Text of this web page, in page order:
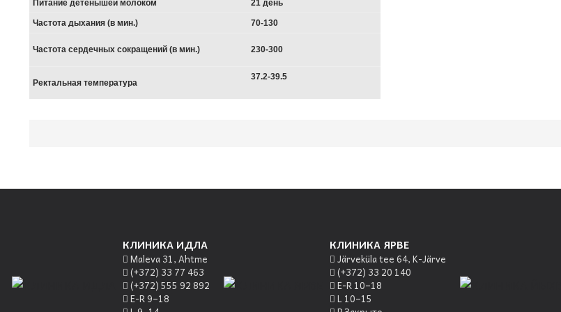
Питание детенышей молоком 21 день
Частота дыхания (в мин.) 70-130
Частота сердечных сокращений (в мин.) 230-300
Ректальная температура
37.2-39.5
КЛИНИКА ИДЛА
Maleva 31, Ahtme
(+372) 33 77 463
(+372) 555 92 892
E-R 9–18
КЛИНИКА ЯРВЕ
Järveküla tee 64, K-Järve
(+372) 33 20 140
E-R 10–18
L 10–15